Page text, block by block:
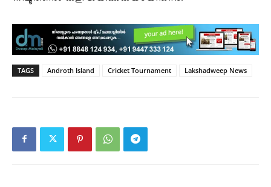
TAGS Androth Island Cricket Tournament Lakshadweep News